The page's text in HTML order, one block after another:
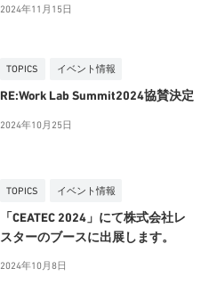
2024年11月15日
TOPICS イベント情報
RE:Work Lab Summit2024協賛決定
2024年10月25日
TOPICS イベント情報
「CEATEC 2024」にて株式会社レ
スターのブースに出展します。
2024年10月8日